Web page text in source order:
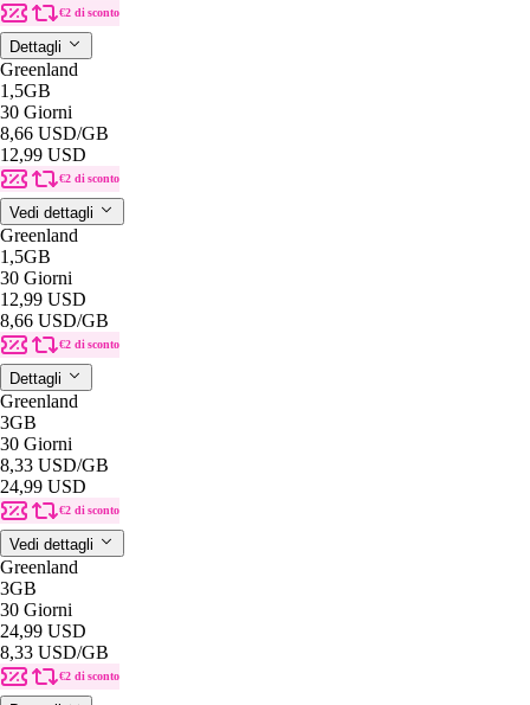
€2 di sconto
Dettagli
Greenland
1,5GB
30 Giorni
8,66 USD/GB
12,99 USD
€2 di sconto
Vedi dettagli
Greenland
1,5GB
30 Giorni
12,99 USD
8,66 USD/GB
€2 di sconto
Dettagli
Greenland
3GB
30 Giorni
8,33 USD/GB
24,99 USD
€2 di sconto
Vedi dettagli
Greenland
3GB
30 Giorni
24,99 USD
8,33 USD/GB
€2 di sconto